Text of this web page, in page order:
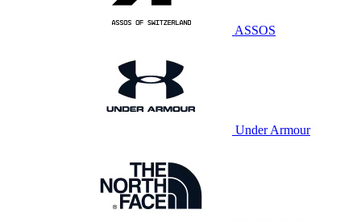
ASSOS
Under Armour